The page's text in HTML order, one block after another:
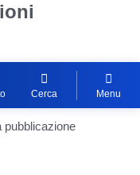
Cerca Menu
pubblicazione
Portlet